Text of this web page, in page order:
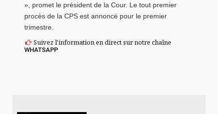
», promet le président de la Cour. Le tout premier
procès de la CPS est annoncé pour le premier
trimestre.
Suivez l'information en direct sur notre chaîne
WHATSAPP